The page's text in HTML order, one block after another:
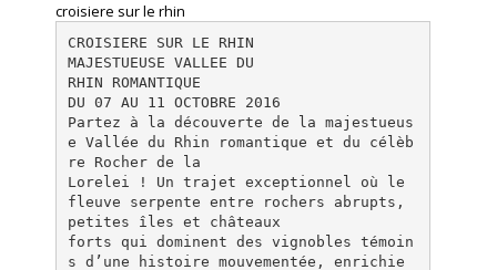
croisiere sur le rhin
CROISIERE SUR LE RHIN
MAJESTUEUSE VALLEE DU
RHIN ROMANTIQUE
DU 07 AU 11 OCTOBRE 2016
Partez à la découverte de la majestueus
e Vallée du Rhin romantique et du célèb
re Rocher de la
Lorelei ! Un trajet exceptionnel où le
fleuve serpente entre rochers abrupts,
petites îles et châteaux
forts qui dominent des vignobles témoin
s d’une histoire mouvementée, enrichie